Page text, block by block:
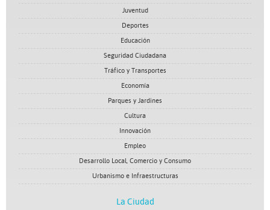
Juventud
Deportes
Educación
Seguridad Ciudadana
Tráfico y Transportes
Economía
Parques y Jardines
Cultura
Innovación
Empleo
Desarrollo Local, Comercio y Consumo
Urbanismo e Infraestructuras
La Ciudad